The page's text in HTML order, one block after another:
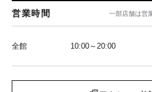
営業時間 一部店舗は営
全館 10:00～20:00